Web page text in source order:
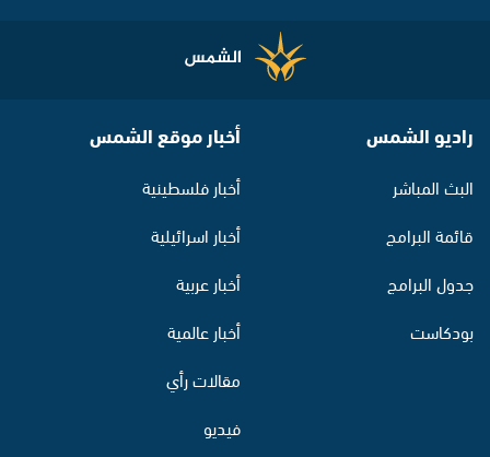
راديو الشمس
البث المباشر
قائمة البرامج
جدول البرامج
بودكاست
أخبار موقع الشمس
أخبار فلسطينية
أخبار اسرائيلية
أخبار عربية
أخبار عالمية
مقالات رأي
فيديو